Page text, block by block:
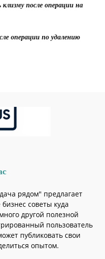
после операции на
операции по удалению
рядом" предлагает
советы куда
другой полезной
пользователь
публиковать свои
опытом.